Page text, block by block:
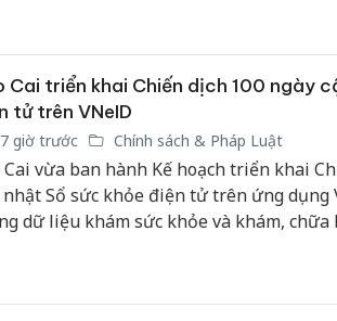
Cai triển khai Chiến dịch 100 ngày
tử trên VNeID
giờ trước Chính sách & Pháp Luật
Cai vừa ban hành Kế hoạch triển khai
nhật Sổ sức khỏe điện tử trên ứng dụng
dữ liệu khám sức khỏe và khám, chữa
điện tử trên nền tảng VNeID.